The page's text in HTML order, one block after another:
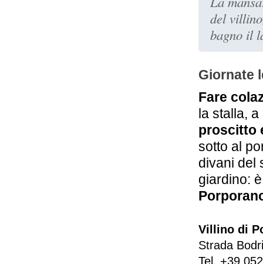
del
bagno il
Giornate
Fare
la stalla,
proscitto
sotto al
divani del
giardino:
Villino di
Strada
Tel. +39